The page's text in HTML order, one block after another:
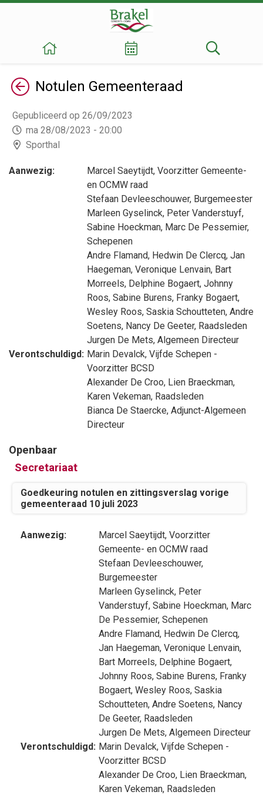
TerugNotulen Gemeenteraad
Gepubliceerd op 26/09/2023
ma 28/08/2023 - 20:00
Sporthal
Aanwezig: Marcel Saeytijdt, Voorzitter Gemeente-
en OCMW raad
Stefaan Devleeschouwer, Burgemeester
Marleen Gyselinck, Peter Vanderstuyf,
Sabine Hoeckman, Marc De Pessemier,
Schepenen
Andre Flamand, Hedwin De Clercq, Jan
Haegeman, Veronique Lenvain, Bart
Morreels, Delphine Bogaert, Johnny
Roos, Sabine Burens, Franky Bogaert,
Wesley Roos, Saskia Schoutteten, Andre
Soetens, Nancy De Geeter, Raadsleden
Jurgen De Mets, Algemeen Directeur
Verontschuldigd: Marin Devalck, Vijfde Schepen -
Voorzitter BCSD
Alexander De Croo, Lien Braeckman,
Karen Vekeman, Raadsleden
Bianca De Staercke, Adjunct-Algemeen
Directeur
Openbaar
Secretariaat
Goedkeuring notulen en zittingsverslag vorige
gemeenteraad 10 juli 2023
Aanwezig: Marcel Saeytijdt, Voorzitter
Gemeente- en OCMW raad
Stefaan Devleeschouwer,
Burgemeester
Marleen Gyselinck, Peter
Vanderstuyf, Sabine Hoeckman, Marc
De Pessemier, Schepenen
Andre Flamand, Hedwin De Clercq,
Jan Haegeman, Veronique Lenvain,
Bart Morreels, Delphine Bogaert,
Johnny Roos, Sabine Burens, Franky
Bogaert, Wesley Roos, Saskia
Schoutteten, Andre Soetens, Nancy
De Geeter, Raadsleden
Jurgen De Mets, Algemeen Directeur
Verontschuldigd: Marin Devalck, Vijfde Schepen -
Voorzitter BCSD
Alexander De Croo, Lien Braeckman,
Karen Vekeman, Raadsleden